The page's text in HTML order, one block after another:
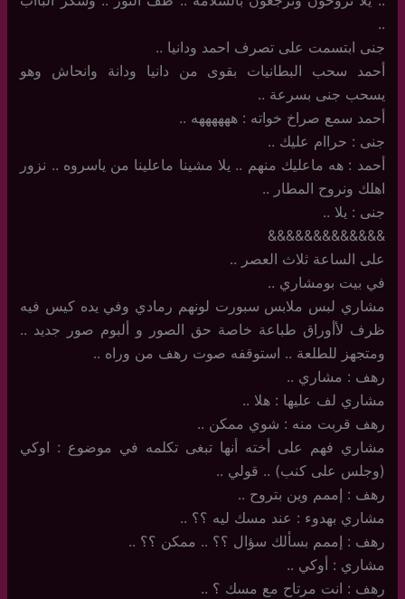
..
جنى ابتسمت على تصرف احمد ودانيا ..
أحمد سحب البطانيات بقوى من دانيا ودانة وانحاش وهو
يسحب جنى بسرعة ..
أحمد سمع صراخ خواته : ههههههه ..
جنى : حراام عليك ..
أحمد : هه ماعليك منهم .. يلا مشينا ماعلينا من ياسروه .. نزور
اهلك ونروح المطار ..
جنى : يلا ..
&&&&&&&&&&&&&
على الساعة ثلاث العصر ..
في بيت بومشاري ..
مشاري لبس ملابس سبورت لونهم رمادي وفي يده كيس فيه
ظرف لأأوراق طباعة خاصة حق الصور و ألبوم صور جديد ..
ومتجهز للطلعة .. استوقفه صوت رهف من وراه ..
رهف : مشاري ..
مشاري لف عليها : هلا ..
رهف قربت منه : شوي ممكن ..
مشاري فهم على أخته أنها تبغى تكلمه في موضوع : اوكي
(وجلس على كنب) .. قولي ..
رهف : إممم وين بتروح ..
مشاري بهدوء : عند مسك ليه ؟؟ ..
رهف : إممم بسألك سؤال ؟؟ .. ممكن ؟؟ ..
مشاري : أوكي ..
رهف : انت مرتاح مع مسك ؟ ..